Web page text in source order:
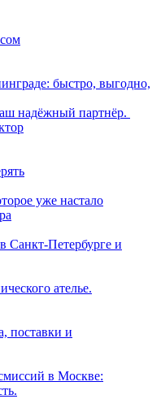
быстро, выгодно,
надёжный партнёр.
уже настало
Санкт-Петербурге и
ателье.
поставки и
в Москве: